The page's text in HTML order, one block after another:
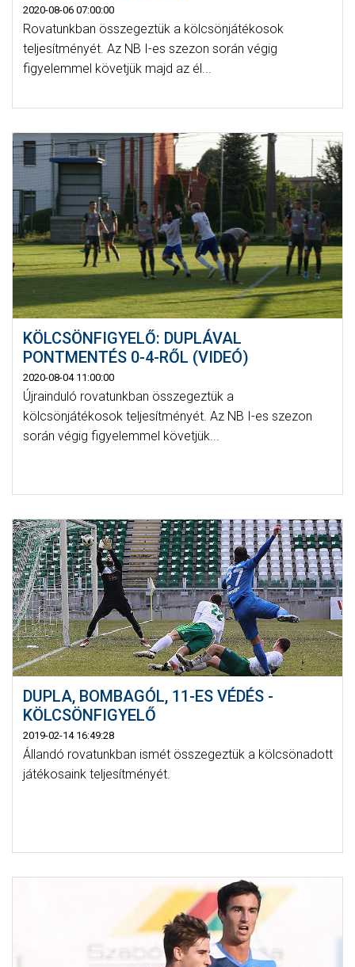
2020-08-06 07:00:00
Rovatunkban összegeztük a kölcsönjátékosok
teljesítményét. Az NB I-es szezon során végig
figyelemmel követjük majd az él...
KÖLCSÖNFIGYELŐ: DUPLÁVAL
PONTMENTÉS 0-4-RŐL (VIDEÓ)
2020-08-04 11:00:00
Újrainduló rovatunkban összegeztük a
kölcsönjátékosok teljesítményét. Az NB I-es szezon
során végig figyelemmel követjük...
DUPLA, BOMBAGÓL, 11-ES VÉDÉS -
KÖLCSÖNFIGYELŐ
2019-02-14 16:49:28
Állandó rovatunkban ismét összegeztük a kölcsönadott
játékosaink teljesítményét.